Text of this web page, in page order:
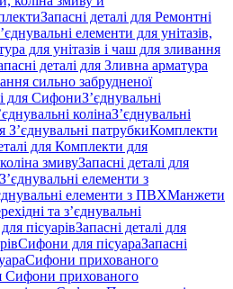
Запасні деталі для Ремонтні
елементи для унітазів,
для унітазів і чаш для зливання
деталі для Зливна арматура
сильно забрудненої
для СифониЗ’єднувальні
колінаЗ’єднувальні
З’єднувальні патрубкиКомплекти
для Комплекти для
змивуЗапасні деталі для
З’єднувальні елементи з
елементи з ПВХМанжети
та з’єднувальні
пісуарівЗапасні деталі для
Сифони для пісуараЗапасні
Сифони прихованого
Сифони прихованого